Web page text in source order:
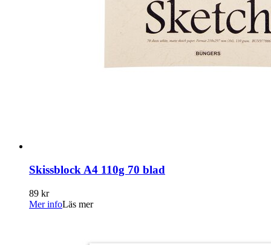
Skissblock A4 110g 70 blad
89 kr
Mer infoLäs mer